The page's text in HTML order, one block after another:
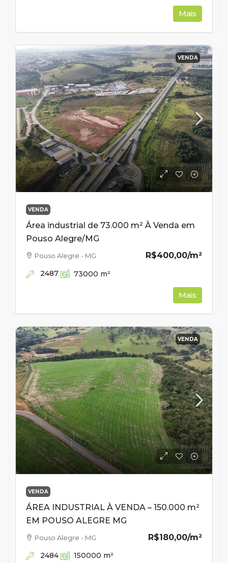
Mais
VENDA
VENDA
Área industrial de 73.000 m² À Venda em
Pouso Alegre/MG
R$400,00/m²
Pouso Alegre - MG
2487 73000 m²
Mais
VENDA
VENDA
ÁREA INDUSTRIAL À VENDA – 150.000 m²
EM POUSO ALEGRE MG
R$180,00/m²
Pouso Alegre - MG
2484 150000 m²